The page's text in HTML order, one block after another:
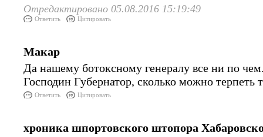
Отредактировано 05.08.2016 15:19:49
Ответить Цитировать
Макар
Да нашему ботоксному генералу все ни по
Господин Губернатор, сколько можно терпеть
Ответить Цитировать
хроника шпортовского штопора